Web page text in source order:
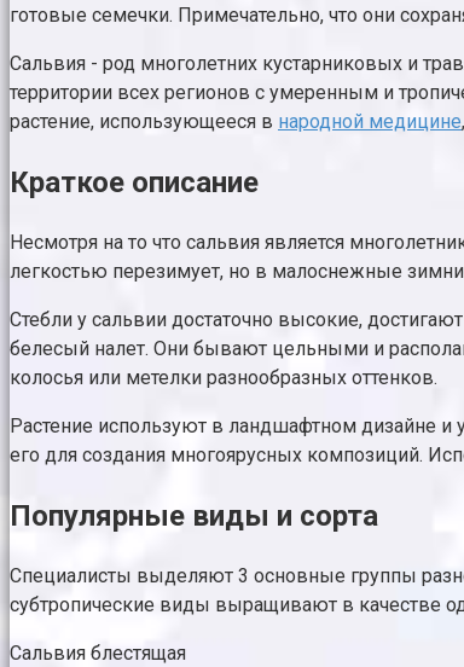
готовые семечки. Примечательно, что они
Сальвия - род многолетних кустарниковых и
территории всех регионов с умеренным и
растение, использующееся в народной медицине
Краткое описание
Несмотря на то что сальвия является
легкостью перезимует, но в малоснежные
Стебли у сальвии достаточно высокие,
белесый налет. Они бывают цельными и
колосья или метелки разнообразных оттенков.
Растение используют в ландшафтном дизайне и
его для создания многоярусных композиций.
Популярные виды и сорта
Специалисты выделяют 3 основные группы
субтропические виды выращивают в качестве
Сальвия блестящая